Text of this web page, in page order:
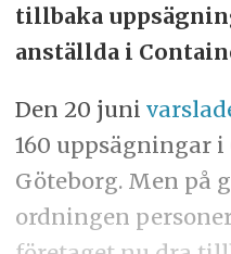
tillbaka
anställda i
Den 20 juni
160 uppsägningar
Göteborg. Men på
ordningen